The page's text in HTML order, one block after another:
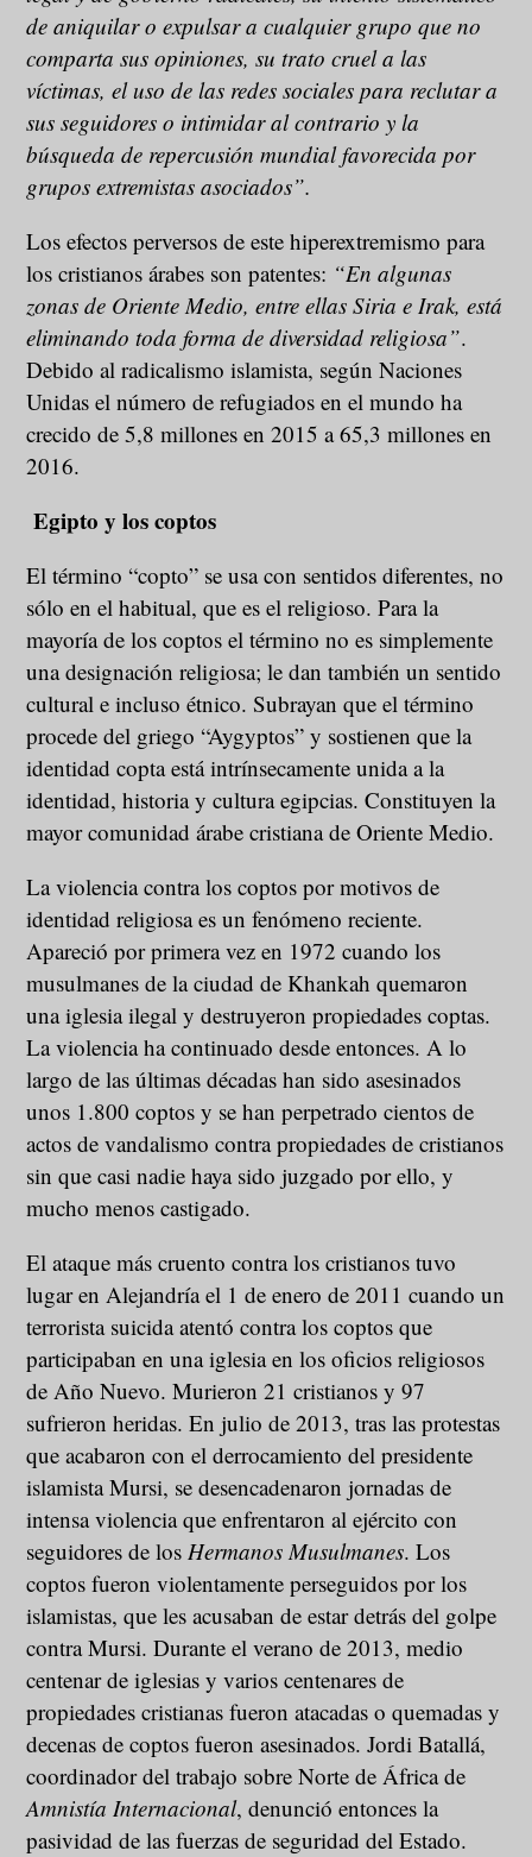
de aniquilar o expulsar a cualquier grupo que no
comparta sus opiniones, su trato cruel a las
víctimas, el uso de las redes sociales para reclutar a
sus seguidores o intimidar al contrario y la
búsqueda de repercusión mundial favorecida por
grupos extremistas asociados”.
Los efectos perversos de este hiperextremismo para
los cristianos árabes son patentes: “En algunas
zonas de Oriente Medio, entre ellas Siria e Irak, está
eliminando toda forma de diversidad religiosa”.
Debido al radicalismo islamista, según Naciones
Unidas el número de refugiados en el mundo ha
crecido de 5,8 millones en 2015 a 65,3 millones en
2016.
Egipto y los coptos
El término “copto” se usa con sentidos diferentes, no
sólo en el habitual, que es el religioso. Para la
mayoría de los coptos el término no es simplemente
una designación religiosa; le dan también un sentido
cultural e incluso étnico. Subrayan que el término
procede del griego “Aygyptos” y sostienen que la
identidad copta está intrínsecamente unida a la
identidad, historia y cultura egipcias. Constituyen la
mayor comunidad árabe cristiana de Oriente Medio.
La violencia contra los coptos por motivos de
identidad religiosa es un fenómeno reciente.
Apareció por primera vez en 1972 cuando los
musulmanes de la ciudad de Khankah quemaron
una iglesia ilegal y destruyeron propiedades coptas.
La violencia ha continuado desde entonces. A lo
largo de las últimas décadas han sido asesinados
unos 1.800 coptos y se han perpetrado cientos de
actos de vandalismo contra propiedades de cristianos
sin que casi nadie haya sido juzgado por ello, y
mucho menos castigado.
El ataque más cruento contra los cristianos tuvo
lugar en Alejandría el 1 de enero de 2011 cuando un
terrorista suicida atentó contra los coptos que
participaban en una iglesia en los oficios religiosos
de Año Nuevo. Murieron 21 cristianos y 97
sufrieron heridas. En julio de 2013, tras las protestas
que acabaron con el derrocamiento del presidente
islamista Mursi, se desencadenaron jornadas de
intensa violencia que enfrentaron al ejército con
seguidores de losHermanos Musulmanes. Los
coptos fueron violentamente perseguidos por los
islamistas, que les acusaban de estar detrás del golpe
contra Mursi. Durante el verano de 2013, medio
centenar de iglesias y varios centenares de
propiedades cristianas fueron atacadas o quemadas y
decenas de coptos fueron asesinados. Jordi Batallá,
coordinador del trabajo sobre Norte de África de
Amnistía Internacional, denunció entonces la
pasividad de las fuerzas de seguridad del Estado.